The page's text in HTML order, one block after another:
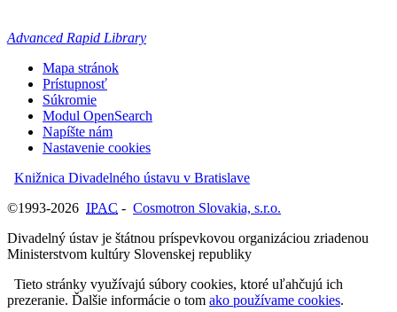
Advanced Rapid Library
Mapa stránok
Prístupnosť
Súkromie
Modul OpenSearch
Napíšte nám
Nastavenie cookies
Knižnica Divadelného ústavu v Bratislave
©1993-2026 IPAC - Cosmotron Slovakia, s.r.o.
Divadelný ústav je štátnou príspevkovou organizáciou zriadenou
Ministerstvom kultúry Slovenskej republiky
Tieto stránky využívajú súbory cookies, ktoré uľahčujú ich
prezeranie. Ďalšie informácie o tom ako používame cookies.